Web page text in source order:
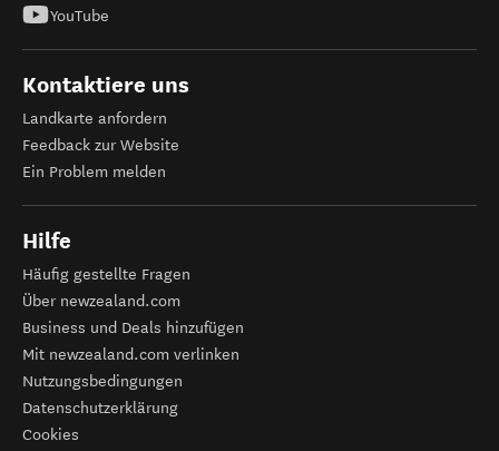
YouTube
Kontaktiere uns
Landkarte anfordern
Feedback zur Website
Ein Problem melden
Hilfe
Häufig gestellte Fragen
Über newzealand.com
Business und Deals hinzufügen
Mit newzealand.com verlinken
Nutzungsbedingungen
Datenschutzerklärung
Cookies